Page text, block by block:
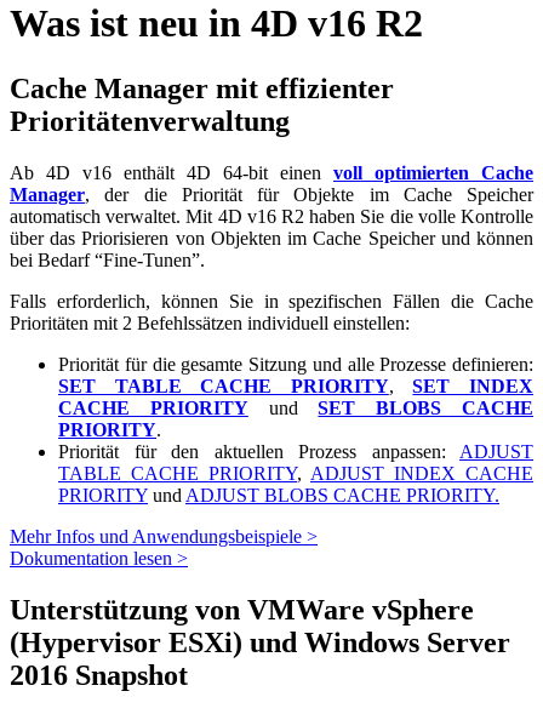
Was ist neu in 4D v16 R2
Cache Manager mit effizienter
Prioritätenverwaltung
Ab 4D v16 enthält 4D 64-bit einen
voll optimierten Cache
Manager, der die Priorität für Objekte im Cache Speicher
automatisch verwaltet. Mit 4D v16 R2 haben Sie die volle Kontrolle
über das Priorisieren von Objekten im Cache Speicher und können
bei Bedarf “Fine-Tunen”.
Falls erforderlich, können Sie in spezifischen Fällen die Cache
Prioritäten mit 2 Befehlssätzen individuell einstellen:
Priorität für die gesamte Sitzung und alle Prozesse definieren:
SET TABLE CACHE PRIORITY,SET INDEX
CACHE PRIORITYundSET BLOBS CACHE
PRIORITY.
Priorität für den aktuellen Prozess anpassen: ADJUST
TABLE CACHE PRIORITY, ADJUST INDEX CACHE
PRIORITY und ADJUST BLOBS CACHE PRIORITY.
Mehr Infos und Anwendungsbeispiele >
Dokumentation lesen >
Unterstützung von VMWare vSphere
(Hypervisor ESXi) und Windows Server
2016 Snapshot